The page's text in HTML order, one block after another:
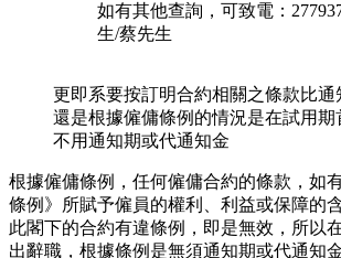
如有其他查詢，可致電：
生/蔡先生
更即系要按訂明合約相關之條款比通
還是根據僱傭條例的情況是在試用期
不用通知期或代通知金
根據僱傭條例，任何僱傭合約的條款，如
條例》所賦予僱員的權利、利益或保障的
此閣下的合約有違條例，即是無效，所以
出辭職，根據條例是無須通知期或代通知金